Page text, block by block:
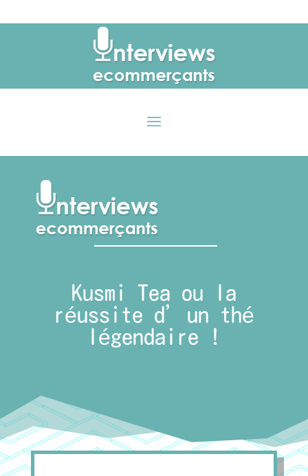
Kusmi Tea ou la
réussite d’un thé
légendaire !